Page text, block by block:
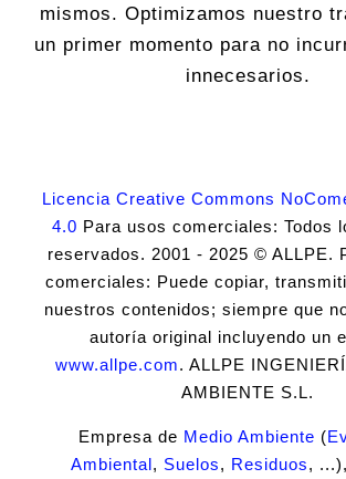
mismos. Optimizamos nuestro
un primer momento para no
innecesarios.
Licencia Creative Commons
4.0 Para usos comerciales: Todos
reservados. 2001 - 2025 © ALLPE.
comerciales: Puede copiar,
nuestros contenidos; siempre que
autoría original incluyendo un
www.allpe.com. ALLPE
AMBIENTE S.L.
Empresa de Medio Ambiente (
Ambiental, Suelos, Residuos, ...),